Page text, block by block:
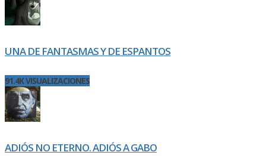
UNA DE FANTASMAS Y DE ESPANTOS
91.4K VISUALIZACIONES
ADIÓS NO ETERNO. ADIÓS A GABO